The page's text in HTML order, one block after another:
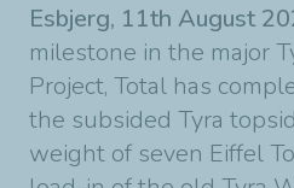
Esbjerg, 11th August
milestone in the major
Project, Total has
the subsided Tyra
weight of seven Eiffel